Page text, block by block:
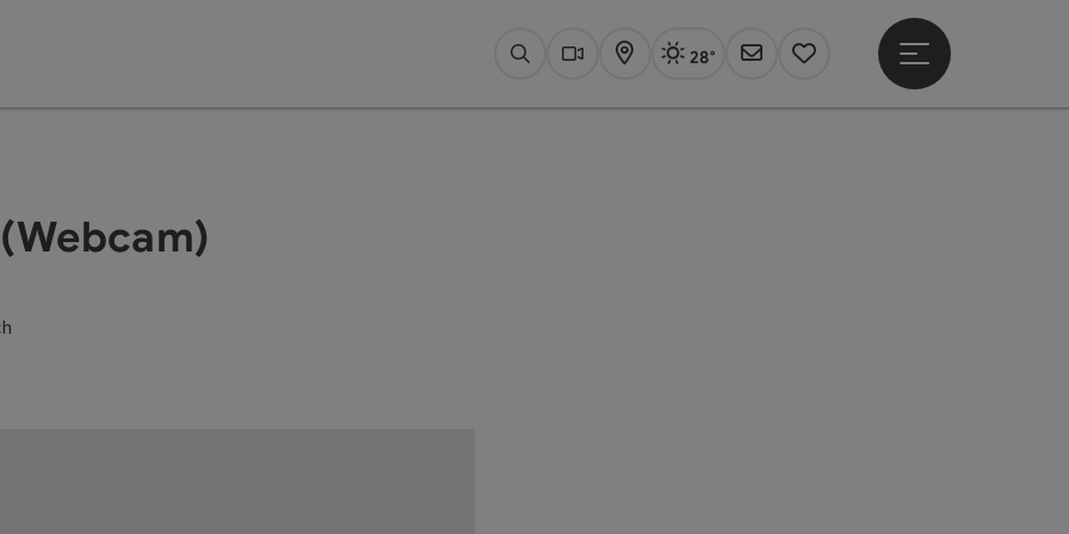
SuchenWebcams
KarteAktuelles Wetter Linz, sonnig
28°
Newsletter
Merkzettel
Hauptmenü öffnen